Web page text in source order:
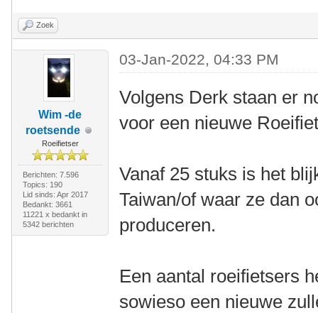
Zoek
Wim -de
roetsende
Roeifietser
Berichten: 7.596
Topics: 190
Lid sinds: Apr 2017
Bedankt: 3661
11221 x bedankt in
5342 berichten
03-Jan-2022, 04:33 PM
Volgens Derk staan er
voor een nieuwe
Vanaf 25 stuks is het
Taiwan/of waar ze dan
produceren.
Een aantal roeifietsers
sowieso een nieuwe